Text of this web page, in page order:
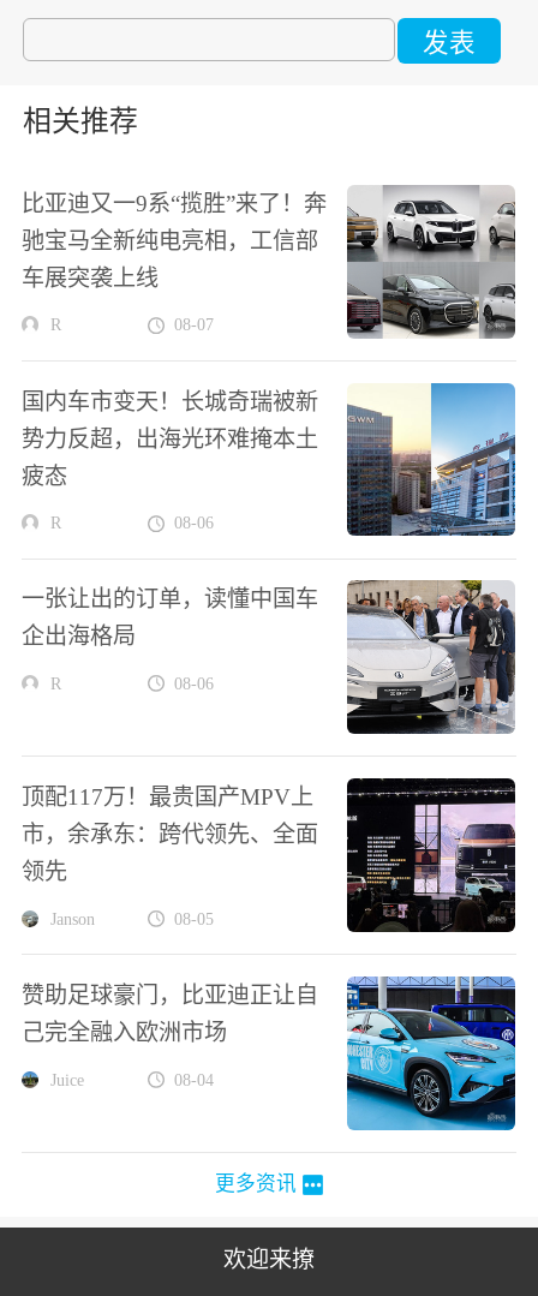
发表
相关推荐
比亚迪又一9系“揽胜”来了！奔
驰宝马全新纯电亮相，工信部
车展突袭上线
R 08-07
国内车市变天！长城奇瑞被新
势力反超，出海光环难掩本土
疲态
R 08-06
一张让出的订单，读懂中国车
企出海格局
R 08-06
顶配117万！最贵国产MPV上
市，余承东：跨代领先、全面
领先
Janson 08-05
赞助足球豪门，比亚迪正让自
己完全融入欧洲市场
Juice 08-04
更多资讯
欢迎来撩